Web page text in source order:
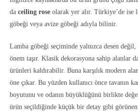
da ceiling rose olarak yer alır. Türkiye’de ise
göbeği veya avize göbeği adıyla bilinir.
Lamba göbeği seçiminde yalnızca desen değil,
önem taşır. Klasik dekorasyona sahip alanlar
ürünleri kaldırabilir. Buna karşılık modern
öne çıkar. Bu yüzden kullanıcı önce tavanın
boyutunu ve odanın büyüklüğünü birlikte
ürün seçildiğinde küçük bir detay gibi